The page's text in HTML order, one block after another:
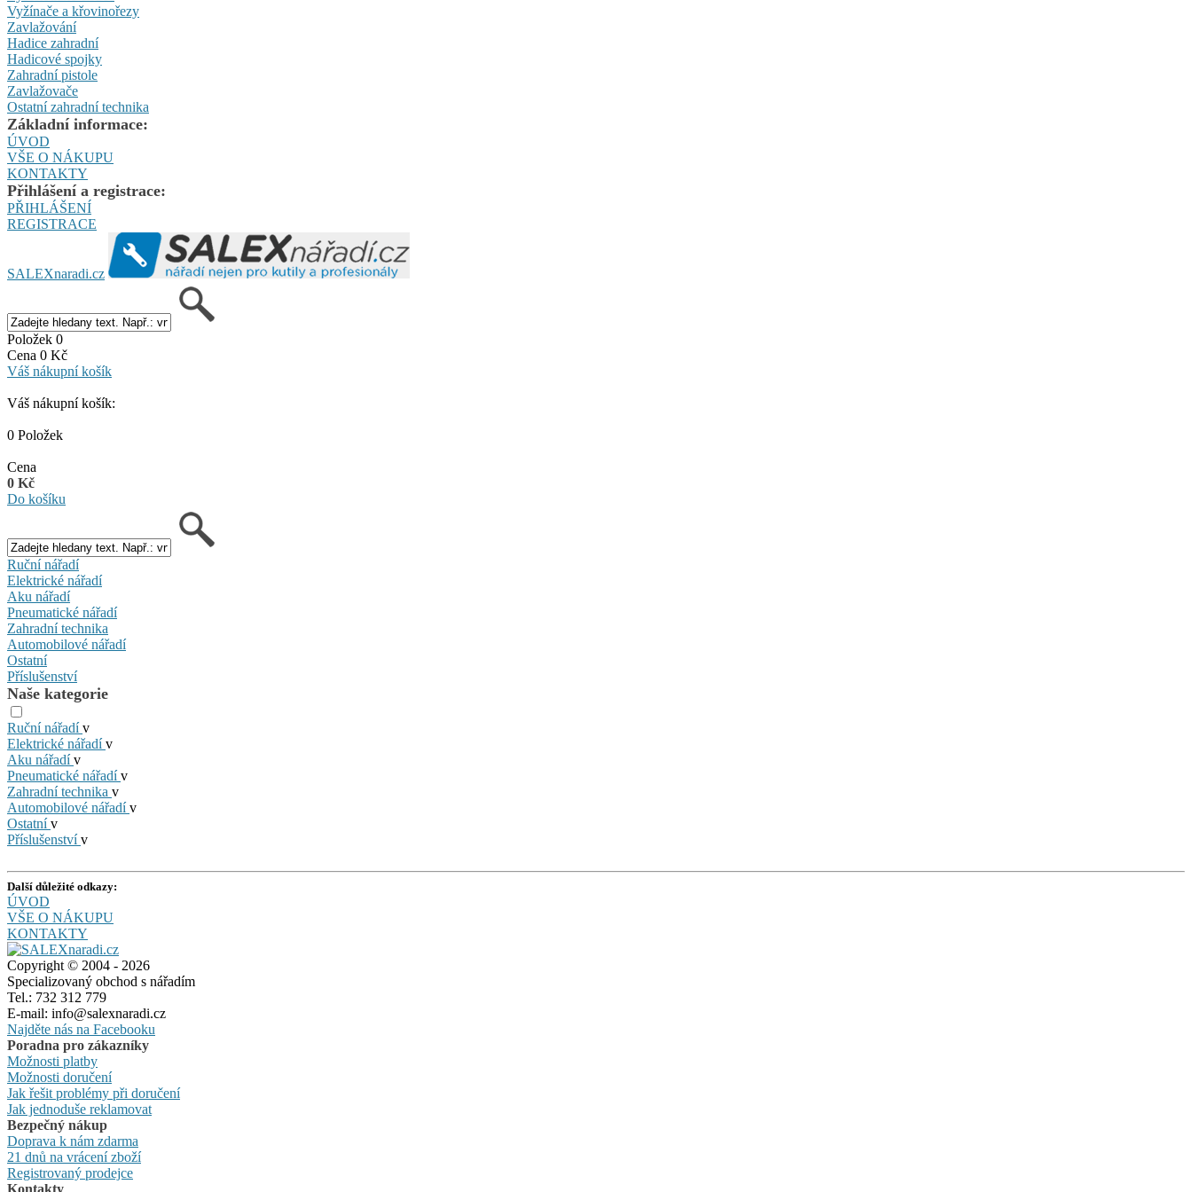
Vyžínače a křovinořezy
Zavlažování
Hadice zahradní
Hadicové spojky
Zahradní pistole
Zavlažovače
Ostatní zahradní technika
Základní informace:
ÚVOD
VŠE O NÁKUPU
KONTAKTY
Přihlášení a registrace:
PŘIHLÁŠENÍ
REGISTRACE
SALEXnaradi.cz
Položek 0
Cena 0 Kč
Váš nákupní košík
Váš nákupní košík:
0 Položek
Cena
0 Kč
Do košíku
Ruční nářadí
Elektrické nářadí
Aku nářadí
Pneumatické nářadí
Zahradní technika
Automobilové nářadí
Ostatní
Příslušenství
Naše kategorie
Ruční nářadív
Elektrické nářadív
Aku nářadív
Pneumatické nářadív
Zahradní technika v
Automobilové nářadív
Ostatnív
Příslušenstvív
Další důležité odkazy:
ÚVOD
VŠE O NÁKUPU
KONTAKTY
Copyright © 2004 - 2026
Specializovaný obchod s nářadím
Tel.: 732 312 779
E-mail: info@salexnaradi.cz
Najděte nás na Facebooku
Poradna pro zákazníky
Možnosti platby
Možnosti doručení
Jak řešit problémy při doručení
Jak jednoduše reklamovat
Bezpečný nákup
Doprava k nám zdarma
21 dnů na vrácení zboží
Registrovaný prodejce
Kontakty